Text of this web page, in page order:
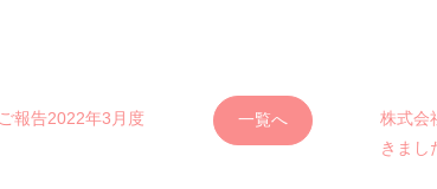
報告2022年3月度 一覧へ
株式会
きまし